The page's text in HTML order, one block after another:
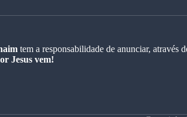
tem a responsabilidade de anunciar, através
Jesus vem!